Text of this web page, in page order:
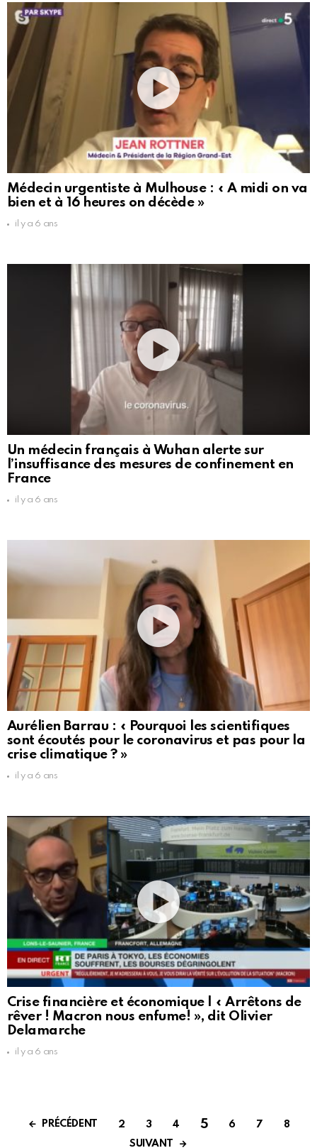
Médecin urgentiste à Mulhouse : « A midi on va
bien et à 16 heures on décède »
il y a 6 ans
Un médecin français à Wuhan alerte sur
l’insuffisance des mesures de confinement en
France
il y a 6 ans
Aurélien Barrau : « Pourquoi les scientifiques
sont écoutés pour le coronavirus et pas pour la
crise climatique ? »
il y a 6 ans
Crise financière et économique | « Arrêtons de
rêver ! Macron nous enfume! », dit Olivier
Delamarche
il y a 6 ans
PRÉCÉDENT 2 3 4 5 6 7
8
SUIVANT